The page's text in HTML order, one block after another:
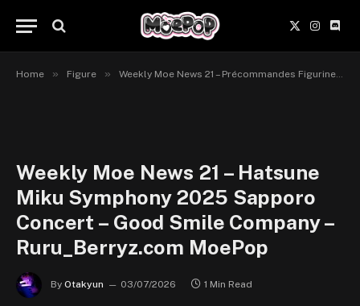
X
(Twitter)
Home » Figure » Weekly Moe News 21 – Précommandes Figurines du 29 juin au 5 juillet 2026
Weekly Moe News 21 – Hatsune
Miku Symphony 2025 Sapporo
Concert – Good Smile Company –
Ruru_Berryz.com MoePop
By Otakyun 03/07/2026 1 Min Read